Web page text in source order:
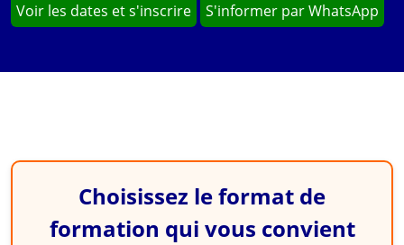
Voir les dates et s'inscrire S'informer par WhatsApp
Choisissez le format de
formation qui vous convient